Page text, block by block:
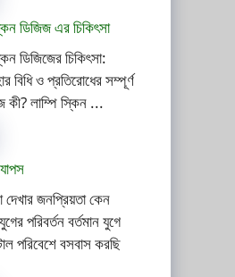
ডিজিজ এর চিকিৎসা
ডিজিজের চিকিৎসা:
বিধি ও প্রতিরোধের সম্পূর্ণ
কী? লাম্পি স্কিন ...
জনপ্রিয়তা কেন
পরিবর্তন বর্তমান যুগে
পরিবেশে বসবাস করছি